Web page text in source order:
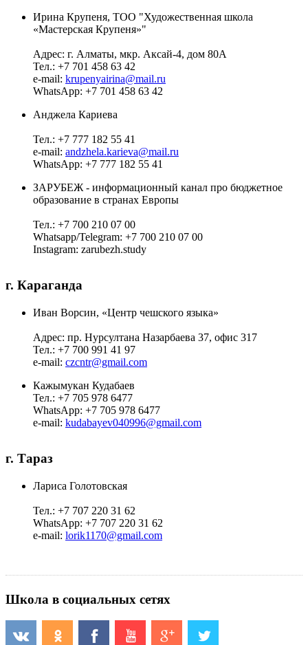
Ирина Крупеня, ТОО "Художественная школа
«Мастерская Крупеня»"
Адрес: г. Алматы, мкр. Аксай-4, дом 80А
Тел.: +7 701 458 63 42
e-mail: krupenyairina@mail.ru
WhatsApp: +7 701 458 63 42
Анджела Кариева
Тел.: +7 777 182 55 41
e-mail: andzhela.karieva@mail.ru
WhatsApp: +7 777 182 55 41
ЗАРУБЕЖ - информационный канал про бюджетное
образование в странах Европы
Тел.: +7 700 210 07 00
Whatsapp/Telegram: +7 700 210 07 00
Instagram: zarubezh.study
г. Караганда
Иван Ворсин, «Центр чешского языка»
Адрес: пр. Нурсултана Назарбаева 37, офис 317
Тел.: +7 700 991 41 97
e-mail: czcntr@gmail.com
Кажымукан Кудабаев
Тел.: +7 705 978 6477
WhatsApp: +7 705 978 6477
e-mail: kudabayev040996@gmail.com
г. Тараз
Лариса Голотовская
Тел.: +7 707 220 31 62
WhatsApp: +7 707 220 31 62
e-mail: lorik1170@gmail.com
Школа в социальных сетях